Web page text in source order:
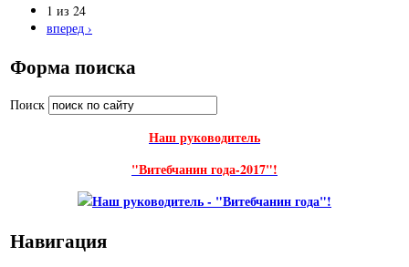
1 из 24
вперед ›
Форма поиска
Поиск
Наш руководитель
"Витебчанин года-2017"!
Навигация